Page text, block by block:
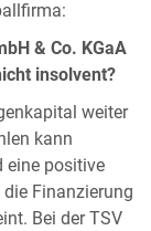
& Co. KGaA
insolvent?
weiter
kann
eine positive
Finanzierung
Bei der TSV